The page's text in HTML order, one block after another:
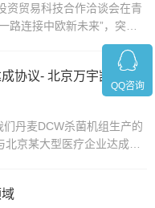
资贸易科技合作洽谈会在青
路连接中欧新未来”，突出
面合作交流，聚焦于海洋科
协议- 北京万宇凯...
丹麦DCW杀菌机组生产的
京某大型医疗企业达成战
QQ咨询